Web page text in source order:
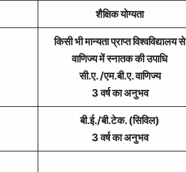
शैक्षिक योग्यता
किसी भी मान्यता प्राप्त विश्वविद्यालय से
वाणिज्य में स्नातक की उपाधि
सी.ए. /एम.बी.ए. वाणिज्य
3 वर्ष का अनुभव
बी.ई./बी.टेक. (सिविल)
3 वर्ष का अनुभव